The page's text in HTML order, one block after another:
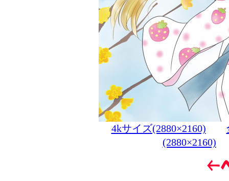
4kサイズ(2880×2160)
(2880×2160)